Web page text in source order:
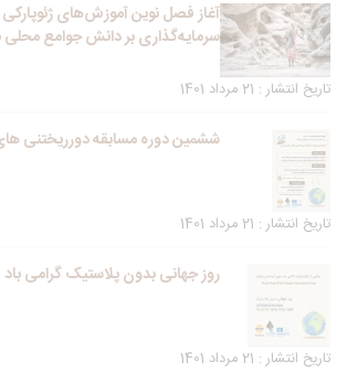
آغاز فصل نوین آموزش‌های
سرمایه‌گذاری بر دانش جوامع محلی
تاریخ انتشار : 21 مرداد 1401
ششمین دوره مسابقه دورریختنی
تاریخ انتشار : 21 مرداد 1401
روز جهانی بدون پلاستیک گرامی باد
تاریخ انتشار : 21 مرداد 1401